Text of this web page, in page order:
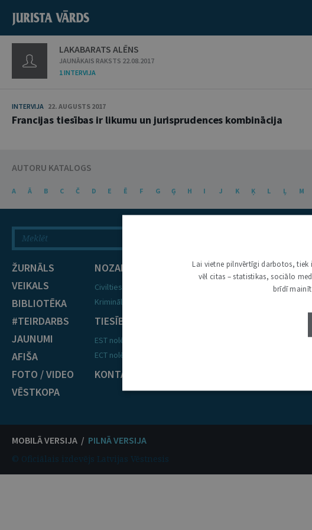
LAKABARATS ALĒNS
JAUNĀKAIS RAKSTS 22.08.2017
1 INTERVIJA
INTERVIJA 22. AUGUSTS 2017
Francijas tiesības ir likumu un jurisprudences kombinācija
AUTORU KATALOGS
A Ā B C Č D E Ē F G Ģ H I J K Ķ L Ļ M
ŽURNĀLS
VEIKALS
BIBLIOTĒKA
#TEIRDARBS
JAUNUMI
AFIŠA
FOTO / VIDEO
VĒSTKOPA
NOZARES
Civiltiesības
Krimināltiesības
TIESĪBU PRAKSE
EST nolēmumi
ECT nolēmumi
KONTAKTI
MOBILĀ VERSIJA / PILNĀ VERSIJA
© Oficiālais izdevējs Latvijas Vēstnesis
Lai vietne pilnvērtīgi darbotos, tiek
vēl citas – statistikas, sociālo
brīdī mainīt